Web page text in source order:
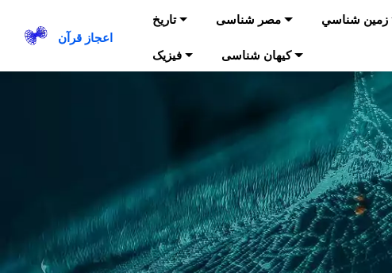
اعجاز قرآن
تاریخ مصر شناسی زمين شناسي
فیزیک کیهان شناسی